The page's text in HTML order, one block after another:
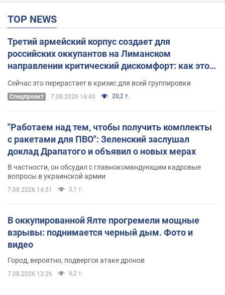
TOP NEWS
Третий армейский корпус создает для
российских оккупантов на Лиманском
направлении критический дискомфорт: как это
удалось
Сейчас это перерастает в кризис для всей группировки
Спецпроект 7.08.2026 16:40 20,2 т.
"Работаем над тем, чтобы получить комплекты
с ракетами для ПВО": Зеленский заслушал
доклад Драпатого и объявил о новых мерах
В частности, он обсудил с главнокомандующим кадровые
вопросы в украинской армии
7.08.2026 14:51 3,1 т.
В оккупированной Ялте прогремели мощные
взрывы: поднимается черный дым. Фото и
видео
Город, вероятно, подвергся атаке дронов
7.08.2026 13:26 6,2 т.